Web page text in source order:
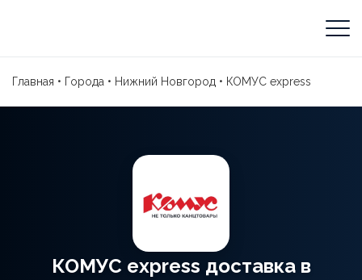
Главная • Города • Нижний Новгород • КОМУС express
КОМУС express доставка в